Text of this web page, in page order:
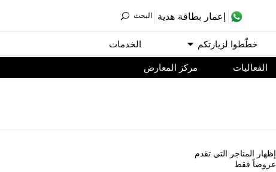
ﺇﻋﻤﺎﺭ ﺑﻄﺎﻗﺔ ﻫﺪﻳﺔ اﻟﺒﺤﺚ
ﺧﻄّﻄﻮا ﻟﺰﻳﺎﺭﺗﻜﻢ اﻟﺨﺪﻣﺎﺕ
اﻟﻔﻌﺎﻟﻴﺎﺕ مركز المعارض
ﺇﻇﻬﺎﺭ اﻟﻤﺘﺎﺟﺮ اﻟﺘﻲ ﺗﻘﺪﻡ
ﻋﺮﻭﺿﺎً ﻓﻘﻂ